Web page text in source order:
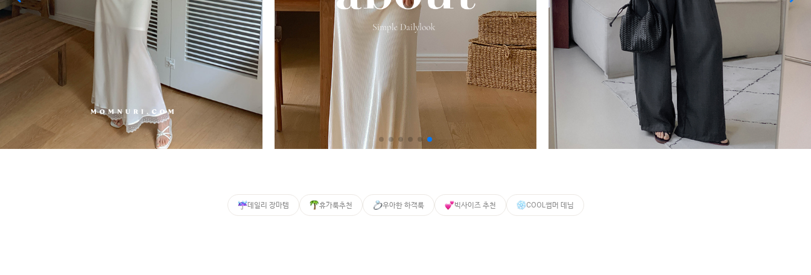
커뮤니티
맘누리뉴스
다이어리
리얼체험단모집
만삭사진컨테스트
데일리 장마템 휴가룩추천 우아한 하객룩 빅사이즈 추천 COOL썸머 데님